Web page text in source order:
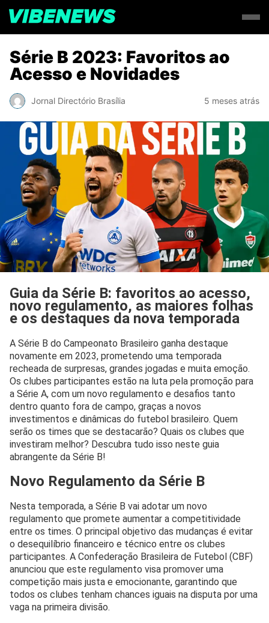
Série B 2023: Favoritos ao
Acesso e Novidades
Jornal Directório Brasília 5 meses atrás
Guia da Série B: favoritos ao acesso,
novo regulamento, as maiores folhas
e os destaques da nova temporada
A Série B do Campeonato Brasileiro ganha destaque
novamente em 2023, prometendo uma temporada
recheada de surpresas, grandes jogadas e muita emoção.
Os clubes participantes estão na luta pela promoção para
a Série A, com um novo regulamento e desafios tanto
dentro quanto fora de campo, graças a novos
investimentos e dinâmicas do futebol brasileiro. Quem
serão os times que se destacarão? Quais os clubes que
investiram melhor? Descubra tudo isso neste guia
abrangente da Série B!
Novo Regulamento da Série B
Nesta temporada, a Série B vai adotar um novo
regulamento que promete aumentar a competitividade
entre os times. O principal objetivo das mudanças é evitar
o desequilíbrio financeiro e técnico entre os clubes
participantes. A Confederação Brasileira de Futebol (CBF)
anunciou que este regulamento visa promover uma
competição mais justa e emocionante, garantindo que
todos os clubes tenham chances iguais na disputa por uma
vaga na primeira divisão.